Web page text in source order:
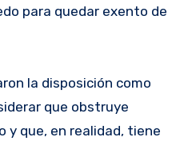
para quedar exento de
la disposición como
que obstruye
que, en realidad, tiene